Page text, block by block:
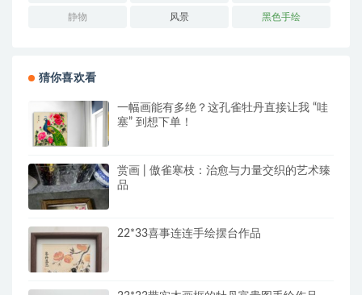
静物 风景 黑色手绘
猜你喜欢看
一幅画能有多绝？这孔雀牡丹直接让我 “哇
塞” 到想下单！
赏画 | 傲雀寒枝：治愈与力量交织的艺术臻
品
22*33喜事连连手绘摆台作品